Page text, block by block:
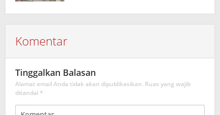
Komentar
Tinggalkan Balasan
Alamat email Anda tidak akan dipublikasikan. Ruas yang wajib
ditandai *